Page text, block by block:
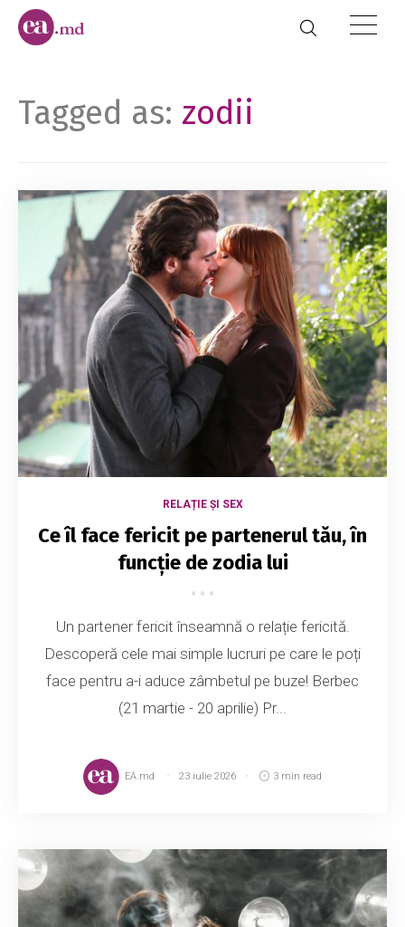
Tagged as: zodii
RELAȚIE ȘI SEX
Ce îl face fericit pe partenerul tău, în
funcție de zodia lui
Un partener fericit înseamnă o relație fericită.
Descoperă cele mai simple lucruri pe care le poți
face pentru a-i aduce zâmbetul pe buze! Berbec
(21 martie - 20 aprilie) Pr...
EA.md 23 iulie 2026 3 min read